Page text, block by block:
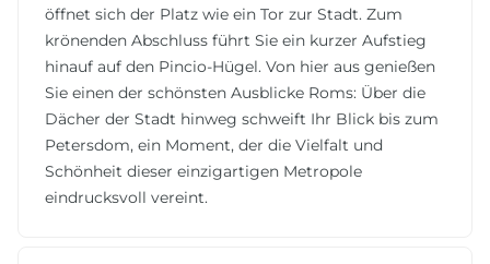
öffnet sich der Platz wie ein Tor zur Stadt. Zum
krönenden Abschluss führt Sie ein kurzer Aufstieg
hinauf auf den Pincio-Hügel. Von hier aus genießen
Sie einen der schönsten Ausblicke Roms: Über die
Dächer der Stadt hinweg schweift Ihr Blick bis zum
Petersdom, ein Moment, der die Vielfalt und
Schönheit dieser einzigartigen Metropole
eindrucksvoll vereint.